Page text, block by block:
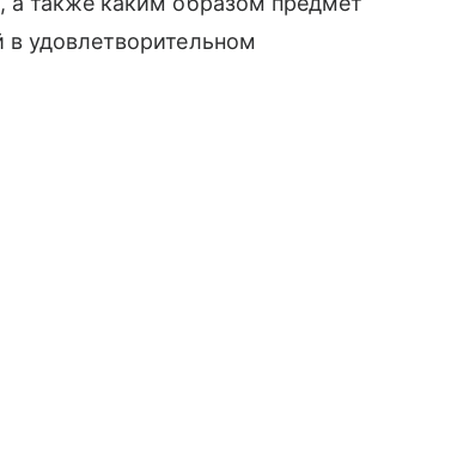
удовлетворительном